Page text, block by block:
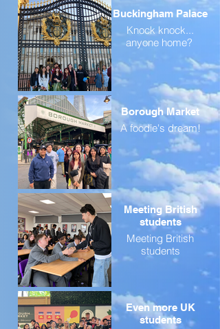
Buckingham Palace
Knock knock...
anyone home?
Borough Market
A foodie's dream!
Meeting British
students
Meeting British
students
Even more UK
students